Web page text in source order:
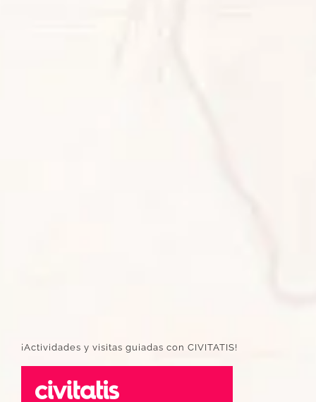
¡Actividades y visitas guiadas con CIVITATIS!